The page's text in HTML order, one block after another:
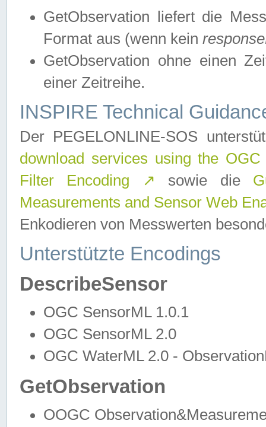
GetObservation liefert die
Format aus (wenn kein
GetObservation ohne einen
einer Zeitreihe.
INSPIRE Technical
Der PEGELONLINE-SOS
download services using the
Filter Encoding
↗ sowie die
Measurements and Sensor Web
Enkodieren von Messwerten
Unterstützte Encodings
DescribeSensor
OGC SensorML 1.0.1
OGC SensorML 2.0
OGC WaterML 2.0 -
GetObservation
OOGC